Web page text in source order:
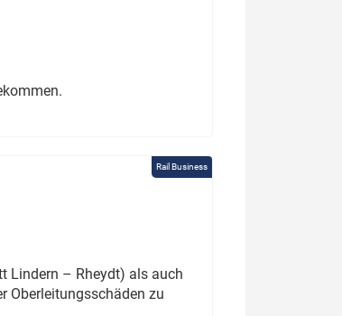
Rail Business
Lindern – Rheydt) als auch
Oberleitungsschäden zu